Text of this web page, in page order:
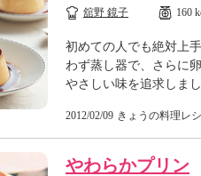
舘野 鏡子 160
初めての人でも絶対上
わず蒸し器で、さらに
やさしい味を追求しまし
2012/02/09 きょうの料理レ
やわらかプリン